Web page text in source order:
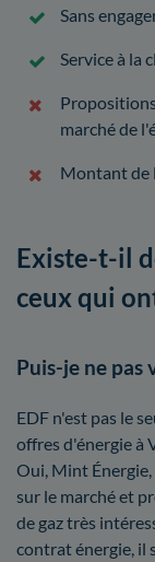
Sans
Service à la
marché de
Montant de
Existe-t-il
ceux qui
Puis-je ne pas
EDF n'est pas le
offres d'énergie à
Oui, Mint
sur le marché et
de gaz très
contrat énergie, il